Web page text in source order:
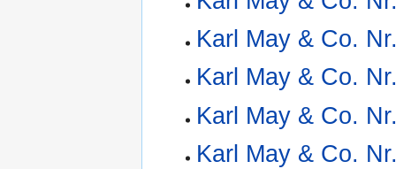
Karl May & Co.
Karl May & Co.
Karl May & Co.
Karl May & Co.